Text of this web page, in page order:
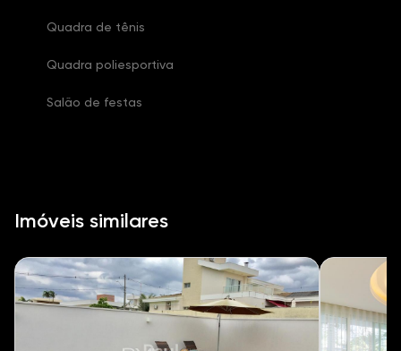
Quadra de tênis
Quadra poliesportiva
Salão de festas
Imóveis similares